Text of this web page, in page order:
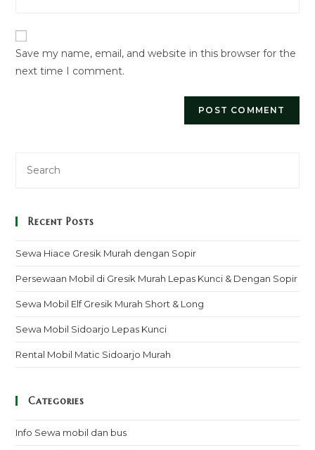
URL
(optional)
Save my name, email, and website in this browser for the
next time I comment.
Recent Posts
Sewa Hiace Gresik Murah dengan Sopir
Persewaan Mobil di Gresik Murah Lepas Kunci & Dengan Sopir
Sewa Mobil Elf Gresik Murah Short & Long
Sewa Mobil Sidoarjo Lepas Kunci
Rental Mobil Matic Sidoarjo Murah
Categories
Info Sewa mobil dan bus